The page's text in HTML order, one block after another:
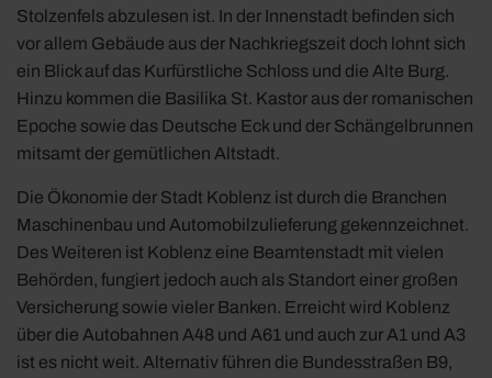
Stolzenfels abzulesen ist. In der Innenstadt befinden sich
vor allem Gebäude aus der Nachkriegszeit doch lohnt sich
ein Blick auf das Kurfürstliche Schloss und die Alte Burg.
Hinzu kommen die Basilika St. Kastor aus der romanischen
Epoche sowie das Deutsche Eck und der Schängelbrunnen
mitsamt der gemütlichen Altstadt.
Die Ökonomie der Stadt Koblenz ist durch die Branchen
Maschinenbau und Automobilzulieferung gekennzeichnet.
Des Weiteren ist Koblenz eine Beamtenstadt mit vielen
Behörden, fungiert jedoch auch als Standort einer großen
Versicherung sowie vieler Banken. Erreicht wird Koblenz
über die Autobahnen A48 und A61 und auch zur A1 und A3
ist es nicht weit. Alternativ führen die Bundesstraßen B9,